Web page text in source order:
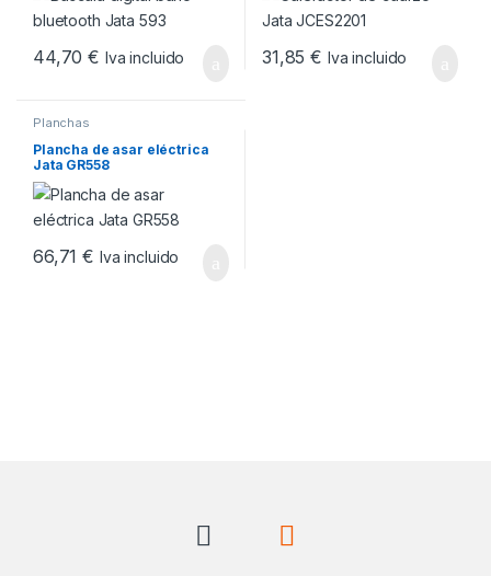
44,70€ Iva incluido 31,85€ Iva incluido
Planchas
Plancha de asar eléctrica
Jata GR558
66,71€ Iva incluido